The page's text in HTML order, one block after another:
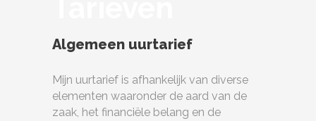
Algemeen uurtarief
Mijn uurtarief is afhankelijk van diverse
elementen waaronder de aard van de
zaak, het financiële belang en de